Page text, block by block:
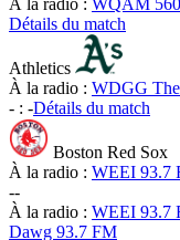
À la radio : WQAM
Détails du match
Athletics
À la radio : WDGG
- : -Détails du match
Boston Red Sox
À la radio : WEEI 93.7
--
À la radio : WEEI 93.7
Dawg 93.7 FM